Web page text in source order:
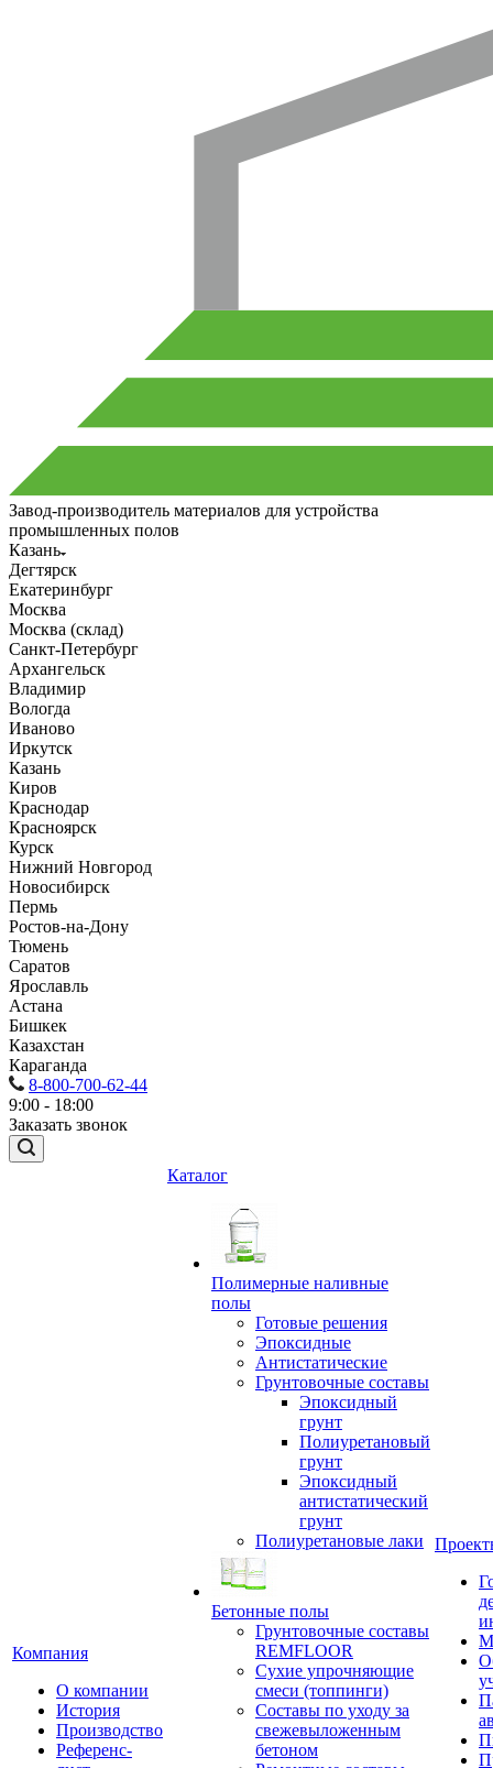
Завод-производитель материалов для устройства
промышленных полов
Казань
Дегтярск
Екатеринбург
Москва
Москва (склад)
Санкт-Петербург
Архангельск
Владимир
Вологда
Иваново
Иркутск
Казань
Киров
Краснодар
Красноярск
Курск
Нижний Новгород
Новосибирск
Пермь
Ростов-на-Дону
Тюмень
Саратов
Ярославль
Астана
Бишкек
Казахстан
Караганда
8-800-700-62-44
9:00 - 18:00
Заказать звонок
Компания
О компании
История
Производство
Референс-
Каталог
Полимерные наливные
полы
Готовые решения
Эпоксидные
Антистатические
Грунтовочные составы
Эпоксидный
грунт
Полиуретановый
грунт
Эпоксидный
антистатический
грунт
Полиуретановые лаки
Бетонные полы
Грунтовочные составы
REMFLOOR
Сухие упрочняющие
смеси (топпинги)
Составы по уходу за
свежевыложенным
бетоном